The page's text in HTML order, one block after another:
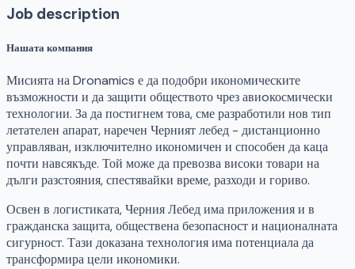
Job description
Нашата компания
Мисията на Dronamics е да подобри икономическите
възможности и да защити обществото чрез авиoкосмически
технологии. За да постигнем това, сме разработили нов тип
летателен апарат, наречен Черният лебед - дистанционно
управляван, изключително икономичен и способен да каца
почти навсякъде. Той може да превозва високи товари на
дълги разстояния, спестявайки време, разходи и гориво.
Освен в логистиката, Черния Лебед има приложения и в
гражданска защита, обществена безопасност и националната
сигурност. Тази доказана технология има потенциала да
трансформира цели икономики.